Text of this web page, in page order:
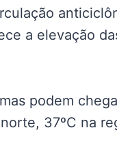
a elevação
podem
37ºC na